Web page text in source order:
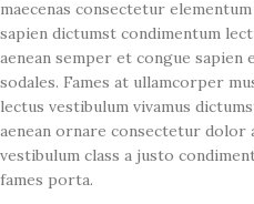
maecenas consectetur
sapien dictumst condimentum
aenean semper et congue
sodales. Fames at ullamcorper
lectus vestibulum vivamus
aenean ornare consectetur dolor
vestibulum class a justo
fames porta.